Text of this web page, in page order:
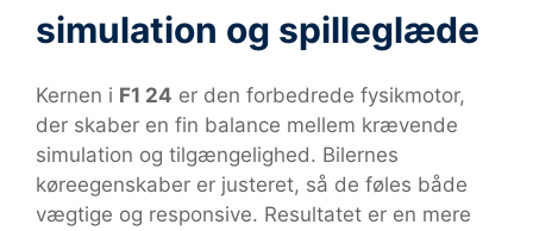
simulation og spilleglæde
Kernen i F1 24 er den forbedrede fysikmotor,
der skaber en fin balance mellem krævende
simulation og tilgængelighed. Bilernes
køreegenskaber er justeret, så de føles både
vægtige og responsive. Resultatet er en mere